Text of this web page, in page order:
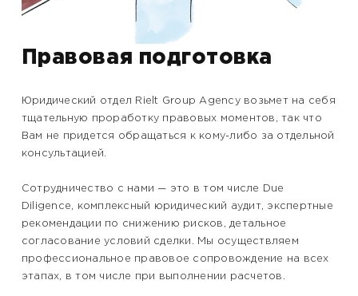
Правовая подготовка
Юридический отдел Rielt Group Agency возьмет на себя
тщательную проработку правовых моментов, так что
Вам не придется обращаться к кому-либо за отдельной
консультацией.
Сотрудничество с нами — это в том числе Due
Diligence, комплексный юридический аудит, экспертные
рекомендации по снижению рисков, детальное
согласование условий сделки. Мы осуществляем
профессиональное правовое сопровождение на всех
этапах, в том числе при выполнении расчетов.